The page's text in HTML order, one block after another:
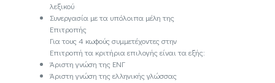
λεξικού
Συνεργασία με τα υπόλοιπα μέλη της
Επιτροπής
Για τους 4 κωφούς συμμετέχοντες στην
Επιτροπή τα κριτήρια επιλογής είναι τα εξής:
Άριστη γνώση της ΕΝΓ
Άριστη γνώση της ελληνικής γλώσσας